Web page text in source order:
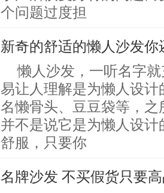
个问题过度担
新奇的舒适的懒人沙发你
懒人沙发，一听名字
易让人理解是为懒人设
名懒骨头、豆豆袋等，
并不是说它是为懒人设
舒服，只要你
名牌沙发 不买假货只要